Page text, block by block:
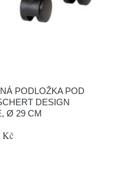
PODLOŽKA POD
DESIGN
Ø 29 CM
Kč